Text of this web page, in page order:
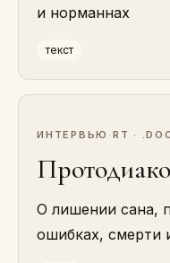
и норманнах
текст
ИНТЕРВЬЮ · RT ·
О лишении сана,
ошибках, смерти